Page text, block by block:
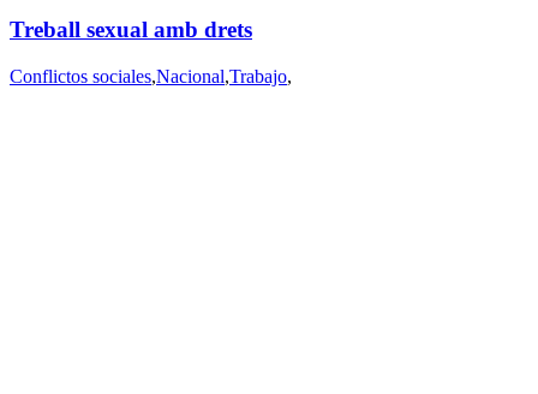
Treball sexual amb drets
Conflictos sociales,Nacional,Trabajo,